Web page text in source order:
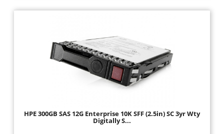
HPE 300GB SAS 12G Enterprise 10K SFF (2.5in) SC 3yr Wty
Digitally S...